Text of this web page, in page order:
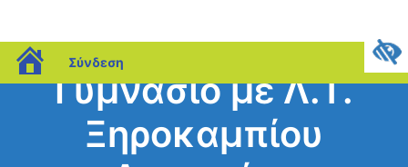
blogs.sch.gr
Σύνδεση
Γυμνάσιο με Λ.Τ.
Ξηροκαμπίου